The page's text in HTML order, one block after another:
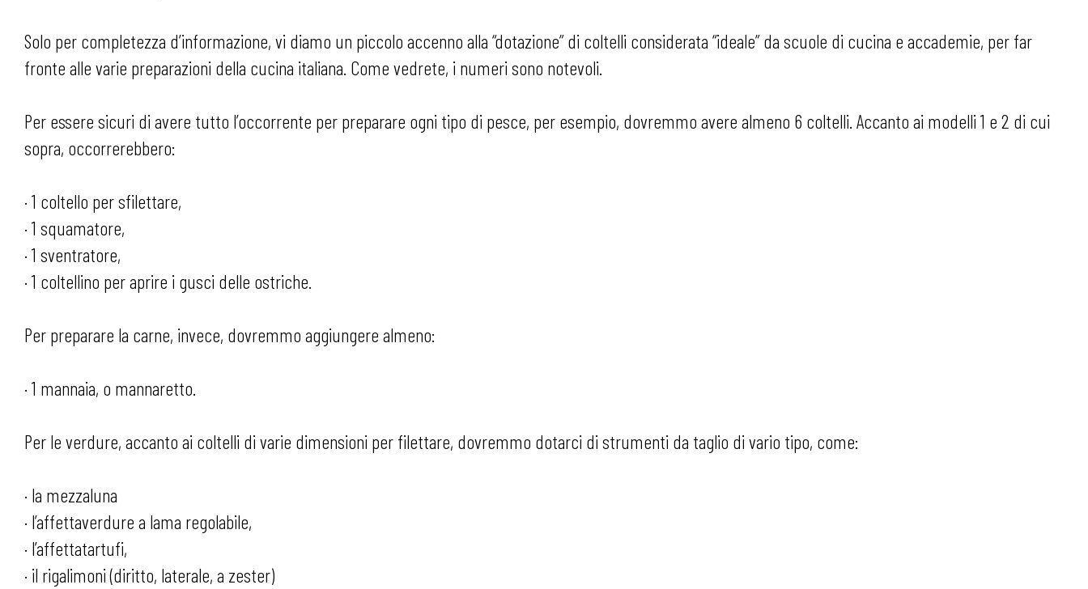
Solo per completezza d’informazione, vi diamo un piccolo accenno alla “dotazione” di coltelli considerata “ideale” da scuole di cucina e accademie, per far
fronte alle varie preparazioni della cucina italiana. Come vedrete, i numeri sono notevoli.
Per essere sicuri di avere tutto l’occorrente per preparare ogni tipo di pesce, per esempio, dovremmo avere almeno 6 coltelli. Accanto ai modelli 1 e 2 di cui
sopra, occorrerebbero:
· 1 coltello per sfilettare,
· 1 squamatore,
· 1 sventratore,
· 1 coltellino per aprire i gusci delle ostriche.
Per preparare la carne, invece, dovremmo aggiungere almeno:
· 1 mannaia, o mannaretto.
Per le verdure, accanto ai coltelli di varie dimensioni per filettare, dovremmo dotarci di strumenti da taglio di vario tipo, come:
· la mezzaluna
· l’affettaverdure a lama regolabile,
· l’affettatartufi,
· il rigalimoni (diritto, laterale, a zester)